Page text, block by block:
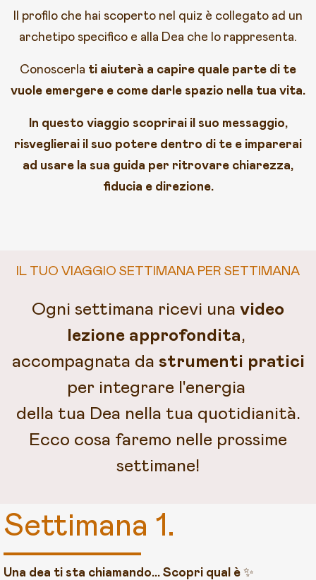
Il profilo che hai scoperto nel quiz è collegato ad un
archetipo specifico e alla Dea che lo rappresenta.
Conoscerla ti aiuterà a capire quale parte di te
vuole emergere e come darle spazio nella tua vita.
In questo viaggio scoprirai il suo messaggio,
risveglierai il suo potere dentro di te e imparerai
ad usare la sua guida per ritrovare chiarezza,
fiducia e direzione.
IL TUO VIAGGIO SETTIMANA PER SETTIMANA
Ogni settimana ricevi una video
lezione approfondita,
accompagnata da strumenti pratici
per integrare l'energia
della tua Dea nella tua quotidianità.
Ecco cosa faremo nelle prossime
settimane!
Settimana 1.
Una dea ti sta chiamando… Scopri qual è ✨